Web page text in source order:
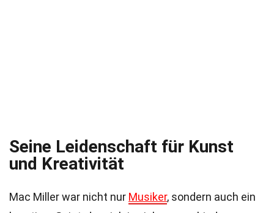
Seine Leidenschaft für Kunst
und Kreativität
Mac Miller war nicht nur Musiker, sondern auch ein